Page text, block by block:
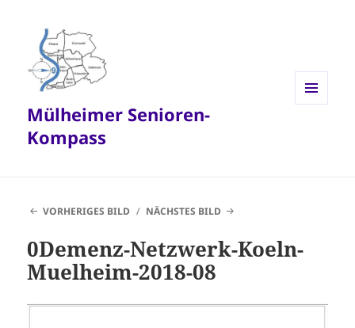
Mülheimer Senioren-
Kompass
VORHERIGES BILD NÄCHSTES BILD
0Demenz-Netzwerk-Koeln-
Muelheim-2018-08